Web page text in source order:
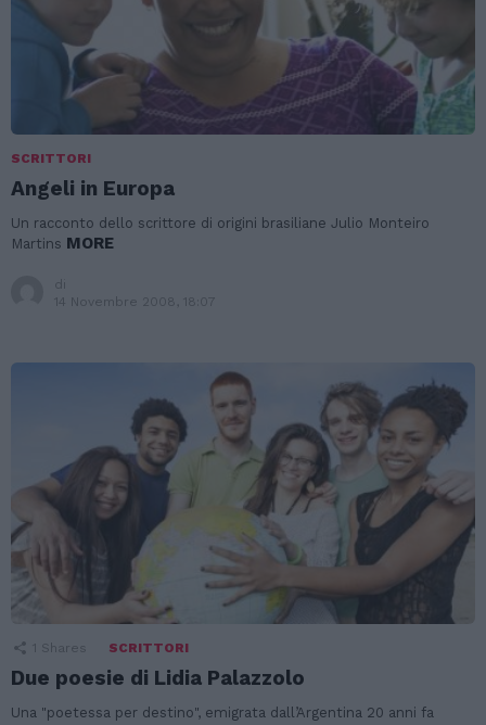
SCRITTORI
Angeli in Europa
Un racconto dello scrittore di origini brasiliane Julio Monteiro
Martins MORE
di
14 Novembre 2008, 18:07
1 Shares SCRITTORI
Due poesie di Lidia Palazzolo
Una "poetessa per destino", emigrata dall’Argentina 20 anni fa